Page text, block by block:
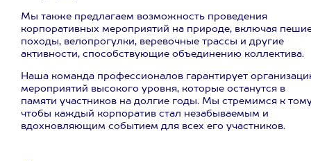
Мы также предлагаем возможность проведения
корпоративных мероприятий на природе, включая
походы, велопрогулки, веревочные трассы и другие
активности, способствующие объединению коллектива.
Наша команда профессионалов гарантирует
мероприятий высокого уровня, которые останутся в
памяти участников на долгие годы. Мы стремимся к
чтобы каждый корпоратив стал незабываемым и
вдохновляющим событием для всех его участников.